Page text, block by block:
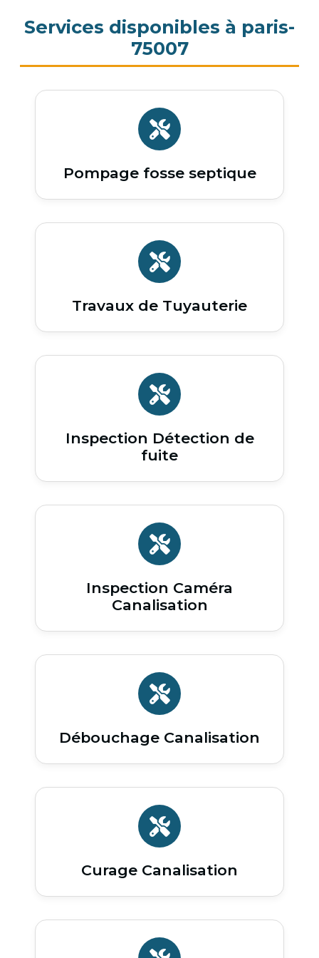
Services disponibles à paris-
75007
Pompage fosse septique
Travaux de Tuyauterie
Inspection Détection de
fuite
Inspection Caméra
Canalisation
Débouchage Canalisation
Curage Canalisation